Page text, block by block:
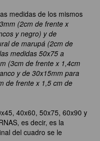
medidas de los mismos
(2cm de frente x
y negro) y de
de marupá (2cm de
medidas 50x75 a
(3cm de frente x 1,4cm
y de 30x15mm para
de frente x 1,5 cm de
40x60, 50x75, 60x90 y
es decir, es la
del cuadro se le